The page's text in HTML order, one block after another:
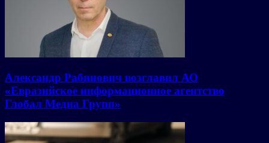
Александр Рабинович возглавил АО
«Евразийское информационное агентство
Глобал Медиа Групп»